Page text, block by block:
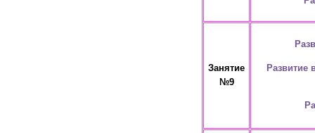
Занятие
№9
Развитие